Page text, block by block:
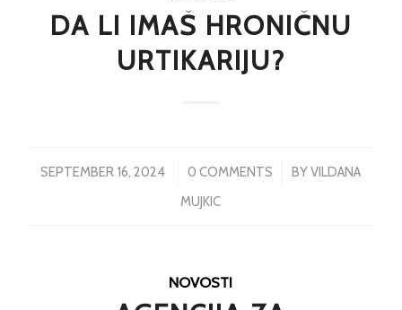
DA LI IMAŠ HRONIČNU
URTIKARIJU?
SEPTEMBER 16, 2024
/ 0 COMMENTS
/ BYVILDANA
MUJKIC
NOVOSTI